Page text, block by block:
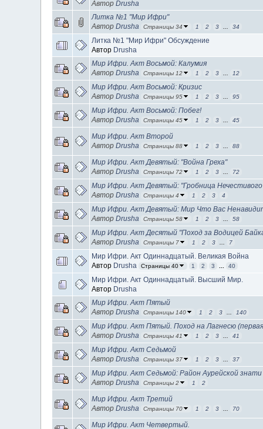
Автор Drusha
Литка №1 "Мир Ифри"
Автор Drusha Страницы 34 1 2 3 34
Литка №1 "Мир Ифри" Обсуждение
Автор Drusha
Мир Ифри. Акт Восьмой: Калумия
Автор Drusha Страницы 12 1 2 3 12
Мир Ифри. Акт Восьмой: Кризис
Автор Drusha Страницы 95 1 2 3 95
Мир Ифри. Акт Восьмой: Побег!
Автор Drusha Страницы 45 1 2 3 45
Мир Ифри. Акт Второй
Автор Drusha Страницы 88 1 2 3 88
Мир Ифри. Акт Девятый: "Война Греха"
Автор Drusha Страницы 72 1 2 3 72
Мир Ифри. Акт Девятый: "Гробница Нечестивого
Автор Drusha Страницы 4 1 2 3 4
Мир Ифри. Акт Девятый: Мир Что Вас
Автор Drusha Страницы 58 1 2 3 58
Мир Ифри. Акт Десятый "Поход за Водицей
Автор Drusha Страницы 7 1 2 3 7
Мир Ифри. Акт Одиннадцатый. Великая Война
Автор Drusha Страницы 40 1 2 3 40
Мир Ифри. Акт Одиннадцатый. Высший Мир.
Автор Drusha
Мир Ифри. Акт Пятый
Автор Drusha Страницы 140 1 2 3 140
Мир Ифри. Акт Пятый. Поход на Лагнесю
Автор Drusha Страницы 41 1 2 3 41
Мир Ифри. Акт Седьмой
Автор Drusha Страницы 37 1 2 3 37
Мир Ифри. Акт Седьмой: Район Аурейской знати
Автор Drusha Страницы 2 1 2
Мир Ифри. Акт Третий
Автор Drusha Страницы 70 1 2 3 70
Мир Ифри. Акт Четвертый.